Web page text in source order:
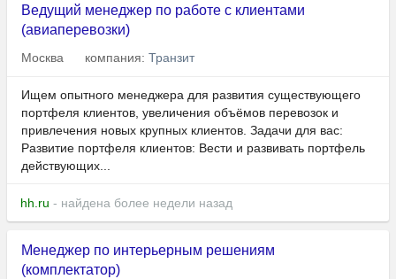
Ведущий менеджер по работе с клиентами
(авиаперевозки)
Москва компания: Транзит
Ищем опытного менеджера для развития существующего
портфеля клиентов, увеличения объёмов перевозок и
привлечения новых крупных клиентов. Задачи для вас:
Развитие портфеля клиентов: Вести и развивать портфель
действующих...
hh.ru - найдена более недели назад
Менеджер по интерьерным решениям
(комплектатор)